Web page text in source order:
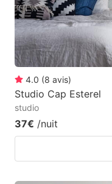
4.0 (8 avis)
Studio Cap Esterel
studio
37€ /nuit